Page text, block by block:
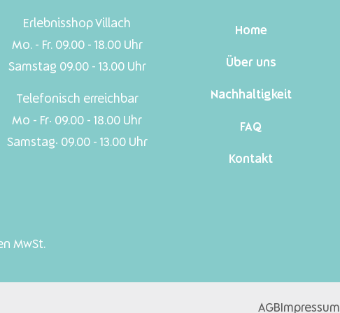
Erlebnisshop Villach
Mo. - Fr. 09.00 - 18.00 Uhr
Samstag 09.00 - 13.00 Uhr
Telefonisch erreichbar
Mo - Fr: 09.00 - 18.00 Uhr
Samstag: 09.00 - 13.00 Uhr
Home
Über uns
Nachhaltigkeit
FAQ
Kontakt
MwSt.
AGB Impressum